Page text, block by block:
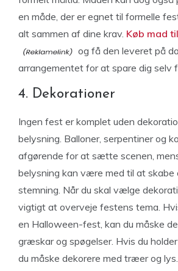
en måde, der er egnet til formelle
alt sammen af dine krav. Køb mad
og få den leveret på
arrangementet for at spare dig selv
4. Dekorationer
Ingen fest er komplet uden
belysning. Balloner, serpentiner og
afgørende for at sætte scenen,
belysning kan være med til at skabe
stemning. Når du skal vælge
vigtigt at overveje festens tema.
en Halloween-fest, kan du måske
græskar og spøgelser. Hvis du
du måske dekorere med træer og lys.